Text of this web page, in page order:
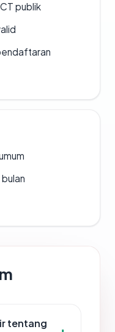
publik
tentang